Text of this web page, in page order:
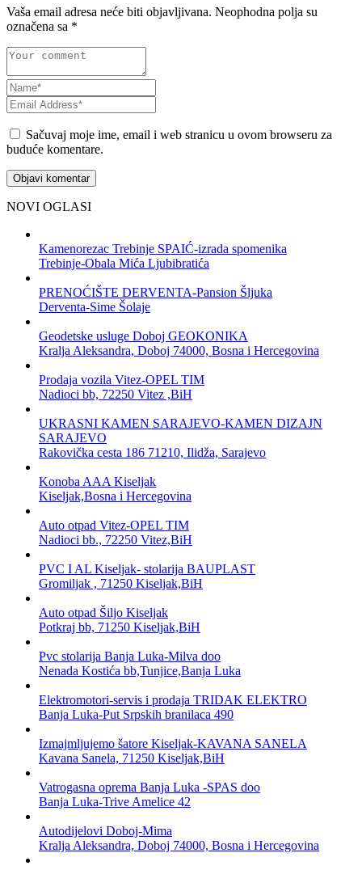
Vaša email adresa neće biti objavljivana. Neophodna polja su
označena sa *
Sačuvaj moje ime, email i web stranicu u ovom browseru za
buduće komentare.
NOVI OGLASI
Kamenorezac Trebinje SPAIĆ-izrada spomenika
Trebinje-Obala Mića Ljubibratića
PRENOĆIŠTE DERVENTA-Pansion Šljuka
Derventa-Sime Šolaje
Geodetske usluge Doboj GEOKONIKA
Kralja Aleksandra, Doboj 74000, Bosna i Hercegovina
Prodaja vozila Vitez-OPEL TIM
Nadioci bb, 72250 Vitez ,BiH
UKRASNI KAMEN SARAJEVO-KAMEN DIZAJN
SARAJEVO
Rakovička cesta 186 71210, Ilidža, Sarajevo
Konoba AAA Kiseljak
Kiseljak,Bosna i Hercegovina
Auto otpad Vitez-OPEL TIM
Nadioci bb., 72250 Vitez,BiH
PVC I AL Kiseljak- stolarija BAUPLAST
Gromiljak , 71250 Kiseljak,BiH
Auto otpad Šiljo Kiseljak
Potkraj bb, 71250 Kiseljak,BiH
Pvc stolarija Banja Luka-Milva doo
Nenada Kostića bb,Tunjice,Banja Luka
Elektromotori-servis i prodaja TRIDAK ELEKTRO
Banja Luka-Put Srpskih branilaca 490
Izmajmljujemo šatore Kiseljak-KAVANA SANELA
Kavana Sanela, 71250 Kiseljak,BiH
Vatrogasna oprema Banja Luka -SPAS doo
Banja Luka-Trive Amelice 42
Autodijelovi Doboj-Mima
Kralja Aleksandra, Doboj 74000, Bosna i Hercegovina